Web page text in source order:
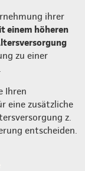
ihrer
einem höheren
zu einer
Ihren
eine zusätzliche
z.
entscheiden.